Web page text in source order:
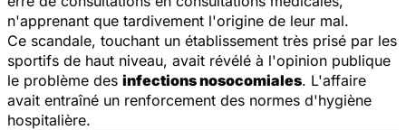
n'apprenant que tardivement l'origine de leur mal.
Ce scandale, touchant un établissement très prisé par les
sportifs de haut niveau, avait révélé à l'opinion publique
le problème des infections nosocomiales. L'affaire
avait entraîné un renforcement des normes d'hygiène
hospitalière.